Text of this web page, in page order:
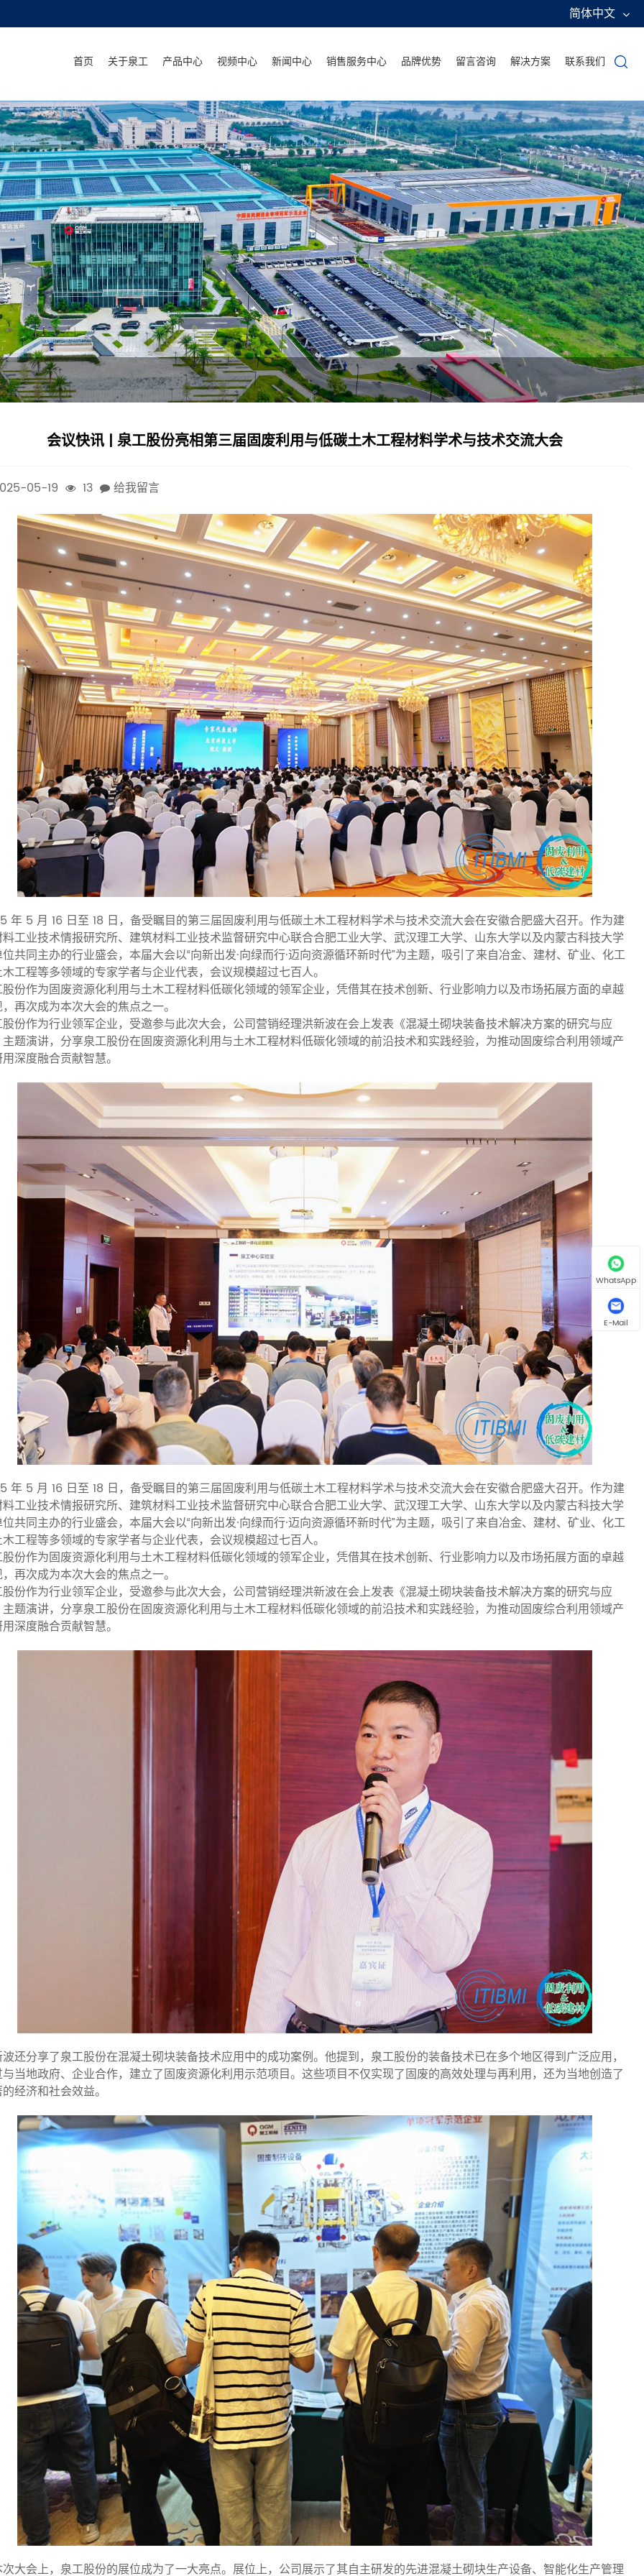
简体中文
首页 关于泉工 产品中心 视频中心 新闻中心 销售服务中心 品牌优势 留言咨询 解决方案 联系我们 
会议快讯 | 泉工股份亮相第三届固废利用与低碳土木工程材料学术与技术交流大会
05-19 13 给我留言
年 5 月 16 日至 18 日，备受瞩目的第三届固废利用与低碳土木工程材料学术与技术交流大会在安徽合肥盛大召开。作为建
工业技术情报研究所、建筑材料工业技术监督研究中心联合合肥工业大学、武汉理工大学、山东大学以及内蒙古科技大学
共同主办的行业盛会，本届大会以“向新出发·向绿而行·迈向资源循环新时代”为主题，吸引了来自冶金、建材、矿业、化工
工程等多领域的专家学者与企业代表，会议规模超过七百人。
份作为固废资源化利用与土木工程材料低碳化领域的领军企业，凭借其在技术创新、行业影响力以及市场拓展方面的卓越
再次成为本次大会的焦点之一。
份作为行业领军企业，受邀参与此次大会，公司营销经理洪新波在会上发表《混凝土砌块装备技术解决方案的研究与应
题演讲，分享泉工股份在固废资源化利用与土木工程材料低碳化领域的前沿技术和实践经验，为推动固废综合利用领域产
深度融合贡献智慧。
年 5 月 16 日至 18 日，备受瞩目的第三届固废利用与低碳土木工程材料学术与技术交流大会在安徽合肥盛大召开。作为建
工业技术情报研究所、建筑材料工业技术监督研究中心联合合肥工业大学、武汉理工大学、山东大学以及内蒙古科技大学
共同主办的行业盛会，本届大会以“向新出发·向绿而行·迈向资源循环新时代”为主题，吸引了来自冶金、建材、矿业、化工
工程等多领域的专家学者与企业代表，会议规模超过七百人。
份作为固废资源化利用与土木工程材料低碳化领域的领军企业，凭借其在技术创新、行业影响力以及市场拓展方面的卓越
再次成为本次大会的焦点之一。
份作为行业领军企业，受邀参与此次大会，公司营销经理洪新波在会上发表《混凝土砌块装备技术解决方案的研究与应
题演讲，分享泉工股份在固废资源化利用与土木工程材料低碳化领域的前沿技术和实践经验，为推动固废综合利用领域产
深度融合贡献智慧。
还分享了泉工股份在混凝土砌块装备技术应用中的成功案例。他提到，泉工股份的装备技术已在多个地区得到广泛应用，
当地政府、企业合作，建立了固废资源化利用示范项目。这些项目不仅实现了固废的高效处理与再利用，还为当地创造了
经济和社会效益。
大会上，泉工股份的展位成为了一大亮点。展位上，公司展示了其自主研发的先进混凝土砌块生产设备、智能化生产管理
WhatsApp
E-Mail